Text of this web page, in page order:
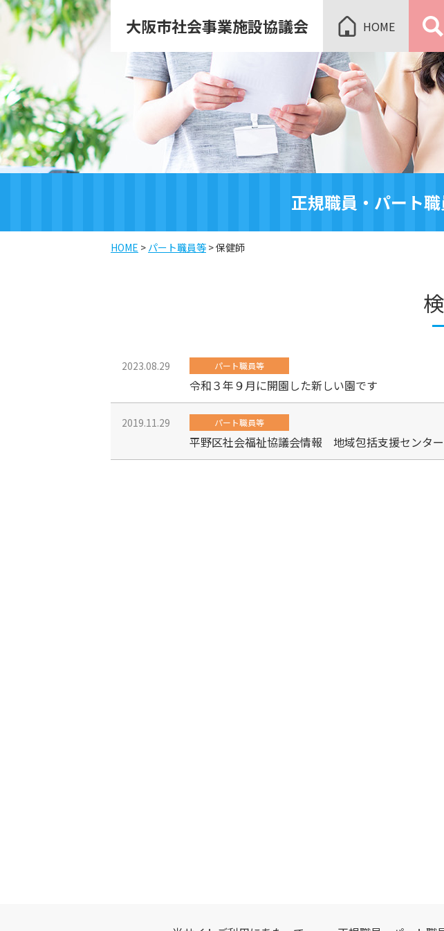
大阪市社会事業施設協議会 HOME
正規職員・パート
HOME > パート職員等 >保健師
2023.08.29 パート職員等
令和３年９月に開園した新しい園です
2019.11.29 パート職員等
平野区社会福祉協議会情報 地域包括支援センター